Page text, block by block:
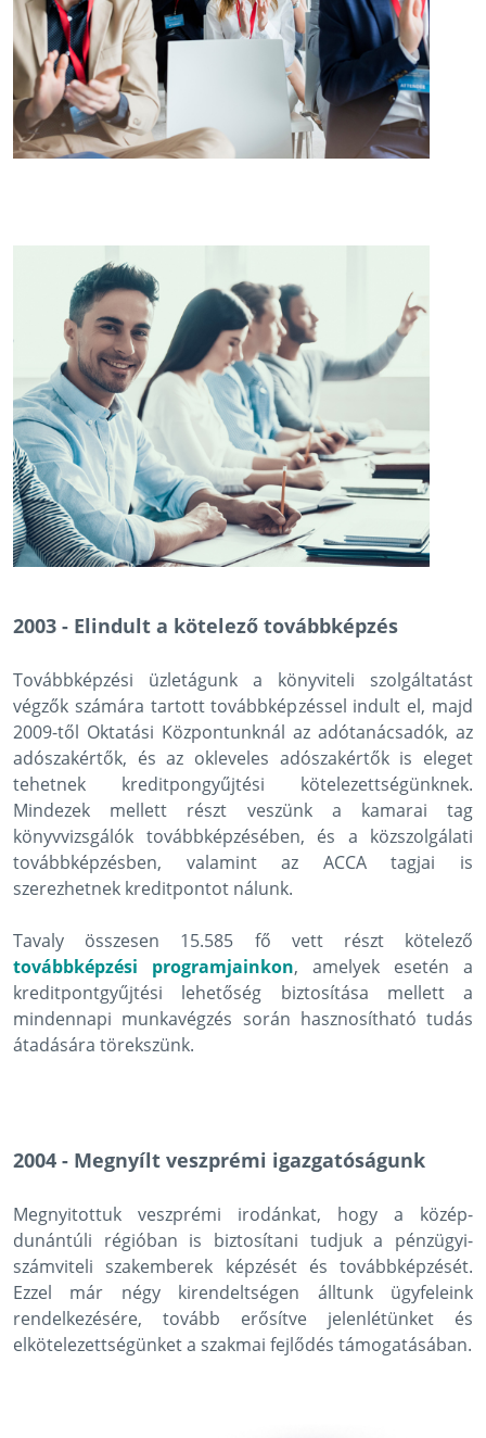
2003 - Elindult a kötelező továbbképzés
Továbbképzési üzletágunk a könyviteli szolgáltatást
végzők számára tartott továbbképzéssel indult el, majd
2009-től Oktatási Központunknál az adótanácsadók, az
adószakértők, és az okleveles adószakértők is eleget
tehetnek kreditpongyűjtési kötelezettségünknek.
Mindezek mellett részt veszünk a kamarai tag
könyvvizsgálók továbbképzésében, és a közszolgálati
továbbképzésben, valamint az ACCA tagjai is
szerezhetnek kreditpontot nálunk.
Tavaly összesen 15.585 fő vett részt kötelező
továbbképzési programjainkon, amelyek esetén a
kreditpontgyűjtési lehetőség biztosítása mellett a
mindennapi munkavégzés során hasznosítható tudás
átadására törekszünk.
2004 - Megnyílt veszprémi igazgatóságunk
Megnyitottuk veszprémi irodánkat, hogy a közép-
dunántúli régióban is biztosítani tudjuk a pénzügyi-
számviteli szakemberek képzését és továbbképzését.
Ezzel már négy kirendeltségen álltunk ügyfeleink
rendelkezésére, tovább erősítve jelenlétünket és
elkötelezettségünket a szakmai fejlődés támogatásában.